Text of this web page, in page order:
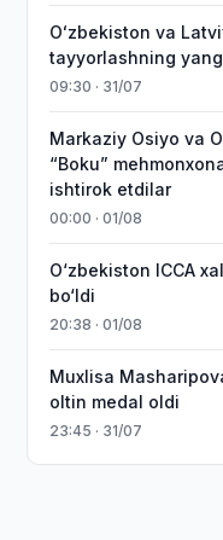
Oʻzbekiston va
tayyorlashning
09:30 · 31/07
Markaziy Osiyo va
“Boku”
ishtirok etdilar
00:00 · 01/08
O‘zbekiston ICCA
bo‘ldi
20:38 · 01/08
Muxlisa
oltin medal oldi
23:45 · 31/07